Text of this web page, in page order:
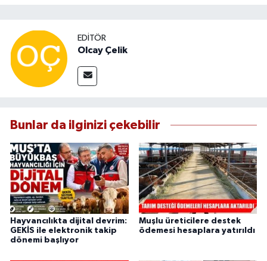
EDITÖR
Olcay Çelik
Bunlar da ilginizi çekebilir
Hayvancılıkta dijital devrim:
GEKİS ile elektronik takip
dönemi başlıyor
Muşlu üreticilere destek
ödemesi hesaplara yatırıldı